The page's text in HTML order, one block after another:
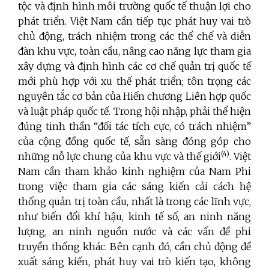
tộc và định hình môi trường quốc tế thuận lợi cho
phát triển. Việt Nam cần tiếp tục phát huy vai trò
chủ động, trách nhiệm trong các thể chế và diễn
đàn khu vực, toàn cầu, nâng cao năng lực tham gia
xây dựng và định hình các cơ chế quản trị quốc tế
mới phù hợp với xu thế phát triển; tôn trọng các
nguyên tắc cơ bản của Hiến chương Liên hợp quốc
và luật pháp quốc tế. Trong hội nhập, phải thể hiện
đúng tinh thần “đối tác tích cực, có trách nhiệm”
của cộng đồng quốc tế, sẵn sàng đóng góp cho
những nỗ lực chung của khu vực và thế giới(4). Việt
Nam cần tham khảo kinh nghiệm của Nam Phi
trong việc tham gia các sáng kiến cải cách hệ
thống quản trị toàn cầu, nhất là trong các lĩnh vực,
như biến đổi khí hậu, kinh tế số, an ninh năng
lượng, an ninh nguồn nước và các vấn đề phi
truyền thống khác. Bên cạnh đó, cần chủ động đề
xuất sáng kiến, phát huy vai trò kiến tạo, không